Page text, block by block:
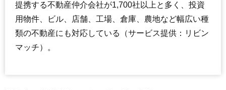
提携する不動産仲介会社が1,700社以上と多く、投資
用物件、ビル、店舗、工場、倉庫、農地など幅広い種
類の不動産にも対応している（サービス提供：リビン
マッチ）。